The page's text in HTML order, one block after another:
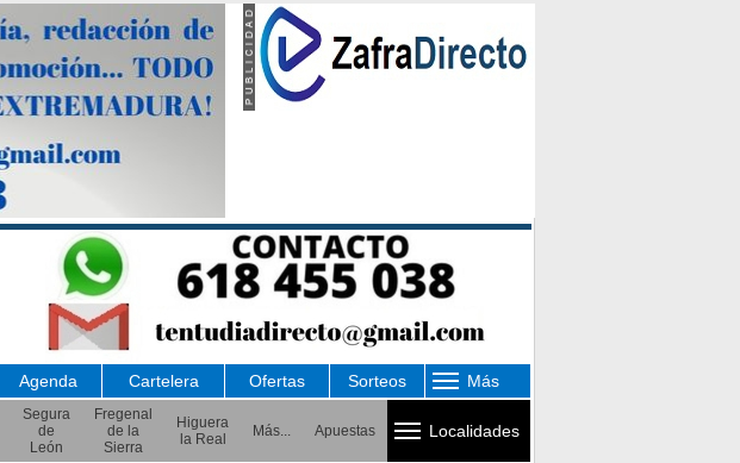
Agenda Cartelera Ofertas Sorteos Más
Segura
de
León
Fregenal
de la
Sierra
Higuera
la Real
Más... Apuestas Localidades